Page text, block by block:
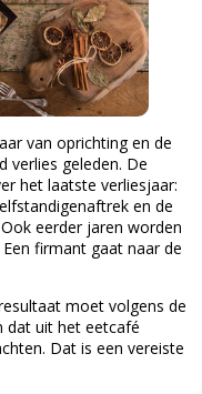
van oprichting en de
verlies geleden. De
het laatste verliesjaar:
en de
eerder jaren worden
firmant gaat naar de
moet volgens de
dat uit het eetcafé
Dat is een vereiste